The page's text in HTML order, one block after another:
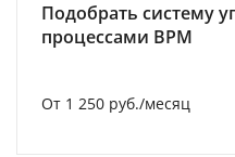
Подобрать систему
процессами BPM
От 1 250 руб./месяц